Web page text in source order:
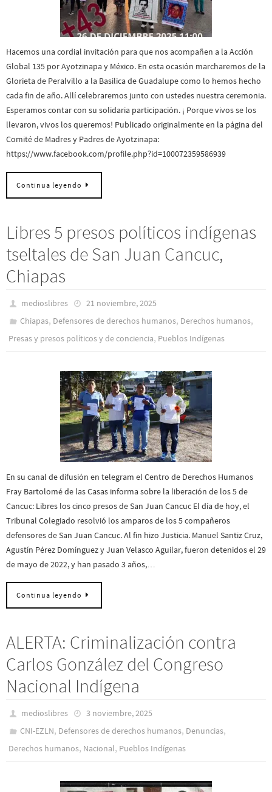
Hacemos una cordial invitación para que nos acompañen a la Acción
Global 135 por Ayotzinapa y México. En esta ocasión marcharemos de la
Glorieta de Peralvillo a la Basilica de Guadalupe como lo hemos hecho
cada fin de año. Allí celebraremos junto con ustedes nuestra ceremonia.
Esperamos contar con su solidaria participación. ¡ Porque vivos se los
llevaron, vivos los queremos! Publicado originalmente en la página del
Comité de Madres y Padres de Ayotzinapa:
https://www.facebook.com/profile.php?id=100072359586939
Continua leyendo
Libres 5 presos políticos indígenas
tseltales de San Juan Cancuc,
Chiapas
medioslibres
21 noviembre, 2025
Chiapas, Defensores de derechos humanos, Derechos humanos,
Presas y presos polí­ticos y de conciencia, Pueblos Indí­genas
En su canal de difusión en telegram el Centro de Derechos Humanos
Fray Bartolomé de las Casas informa sobre la liberación de los 5 de
Cancuc: Libres los cinco presos de San Juan Cancuc El día de hoy, el
Tribunal Colegiado resolvió los amparos de los 5 compañeros
defensores de San Juan Cancuc. Al fin hizo Justicia. Manuel Santiz Cruz,
Agustín Pérez Domínguez y Juan Velasco Aguilar, fueron detenidos el 29
de mayo de 2022, y han pasado 3 años,…
Continua leyendo
ALERTA: Criminalización contra
Carlos González del Congreso
Nacional Indígena
medioslibres
3 noviembre, 2025
CNI-EZLN, Defensores de derechos humanos, Denuncias,
Derechos humanos, Nacional, Pueblos Indí­genas